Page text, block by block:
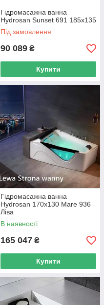
Гідромасажна ванна
Hydrosan Sunset 691 185х135
Під замовлення
90 089 ₴
Купити
Гідромасажна ванна
Hydrosan 170х130 Mare 936
Ліва
В наявності
165 047 ₴
Купити